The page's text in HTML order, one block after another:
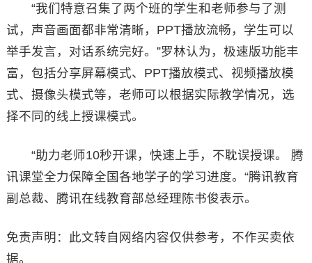
“我们特意召集了两个班的学生和老师参与了测
试，声音画面都非常清晰，PPT播放流畅，学生可以
举手发言，对话系统完好。”罗林认为，极速版功能丰
富，包括分享屏幕模式、PPT播放模式、视频播放模
式、摄像头模式等，老师可以根据实际教学情况，选
择不同的线上授课模式。
“助力老师10秒开课，快速上手，不耽误授课。 腾
讯课堂全力保障全国各地学子的学习进度。“腾讯教育
副总裁、腾讯在线教育部总经理陈书俊表示。
免责声明：此文转自网络内容仅供参考，不作买卖依
据。